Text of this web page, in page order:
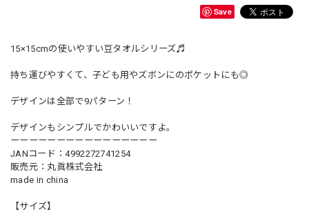
Save
15×15cmの使いやすい豆タオルシリーズ♬
持ち運びやすくて、子ども用やズボンにのポケットにも◎
デザインは全部で9パターン！
デザインもシンプルでかわいいですよ。
ーーーーーーーーーーーーーーーー
JANコード：4992272741254
販売元：丸眞株式会社
made in china
【サイズ】